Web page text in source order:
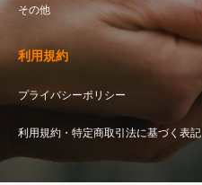
その他
利用規約
プライバシーポリシー
利用規約・特定商取引法に基づく表記